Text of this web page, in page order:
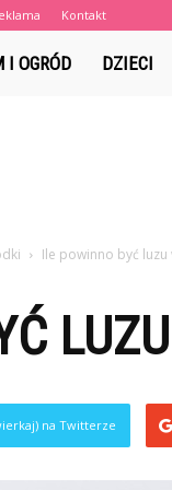
Kontakt
I OGRÓD DZIECI
Ile powinno być luzu
na Twitterze